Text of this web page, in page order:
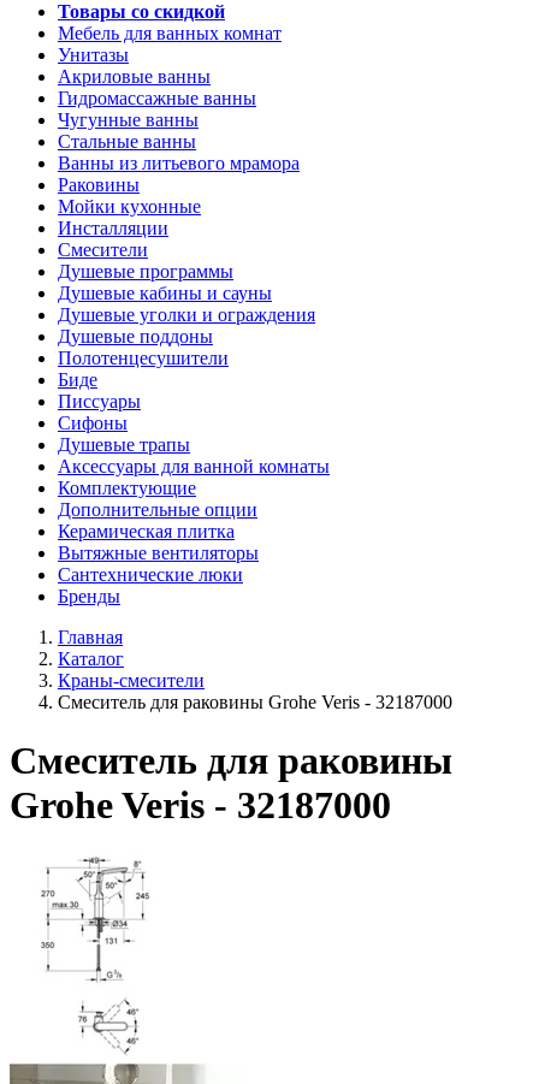
Товары со скидкой
Мебель для ванных комнат
Унитазы
Акриловые ванны
Гидромассажные ванны
Чугунные ванны
Стальные ванны
Ванны из литьевого мрамора
Раковины
Мойки кухонные
Инсталляции
Смесители
Душевые программы
Душевые кабины и сауны
Душевые уголки и ограждения
Душевые поддоны
Полотенцесушители
Биде
Писсуары
Сифоны
Душевые трапы
Аксессуары для ванной комнаты
Комплектующие
Дополнительные опции
Керамическая плитка
Вытяжные вентиляторы
Сантехнические люки
Бренды
Главная
Каталог
Краны-смесители
Смеситель для раковины Grohe Veris - 32187000
Смеситель для раковины
Grohe Veris - 32187000